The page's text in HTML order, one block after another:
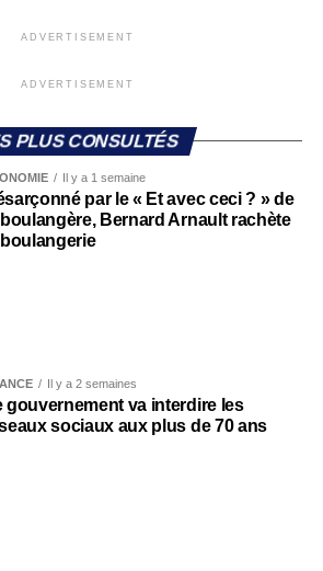
ADVERTISEMENT
ADVERTISEMENT
PLUS CONSULTÉS
Il y a 1 semaine
par le « Et avec ceci ? » de
boulangère, Bernard Arnault rachète
boulangerie
Il y a 2 semaines
gouvernement va interdire les
sociaux aux plus de 70 ans